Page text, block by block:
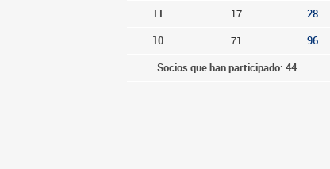
11 17 28
10 71 96
Socios que han participado: 44